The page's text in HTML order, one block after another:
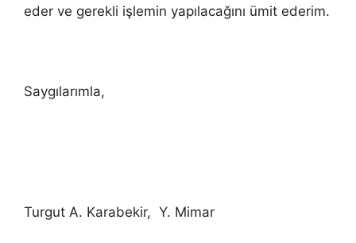
eder ve gerekli işlemin yapılacağını ümit ederim.
Saygılarımla,
Turgut A. Karabekir, Y. Mimar